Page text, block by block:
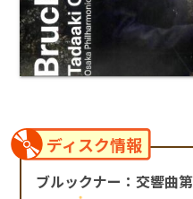
ディスク情報
ブルックナー：交響曲